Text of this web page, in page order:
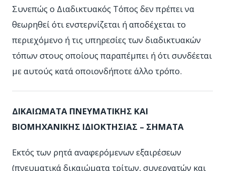
Συνεπώς ο Διαδικτυακός Τόπος δεν πρέπει να
θεωρηθεί ότι ενστερνίζεται ή αποδέχεται το
περιεχόμενο ή τις υπηρεσίες των διαδικτυακών
τόπων στους οποίους παραπέμπει ή ότι συνδέεται
με αυτούς κατά οποιονδήποτε άλλο τρόπο.
ΔΙΚΑΙΩΜΑΤΑ ΠΝΕΥΜΑΤΙΚΗΣ ΚΑΙ
ΒΙΟΜΗΧΑΝΙΚΗΣ ΙΔΙΟΚΤΗΣΙΑΣ – ΣΗΜΑΤΑ
Εκτός των ρητά αναφερόμενων εξαιρέσεων
(πνευματικά δικαιώματα τρίτων, συνεργατών και